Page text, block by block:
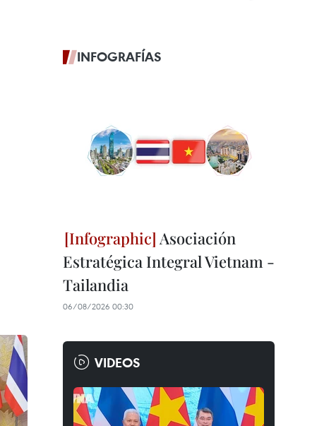
INFOGRAFÍAS
Asociación
Estratégica Integral Vietnam -
Tailandia
06/08/2026 00:30
VIDEOS